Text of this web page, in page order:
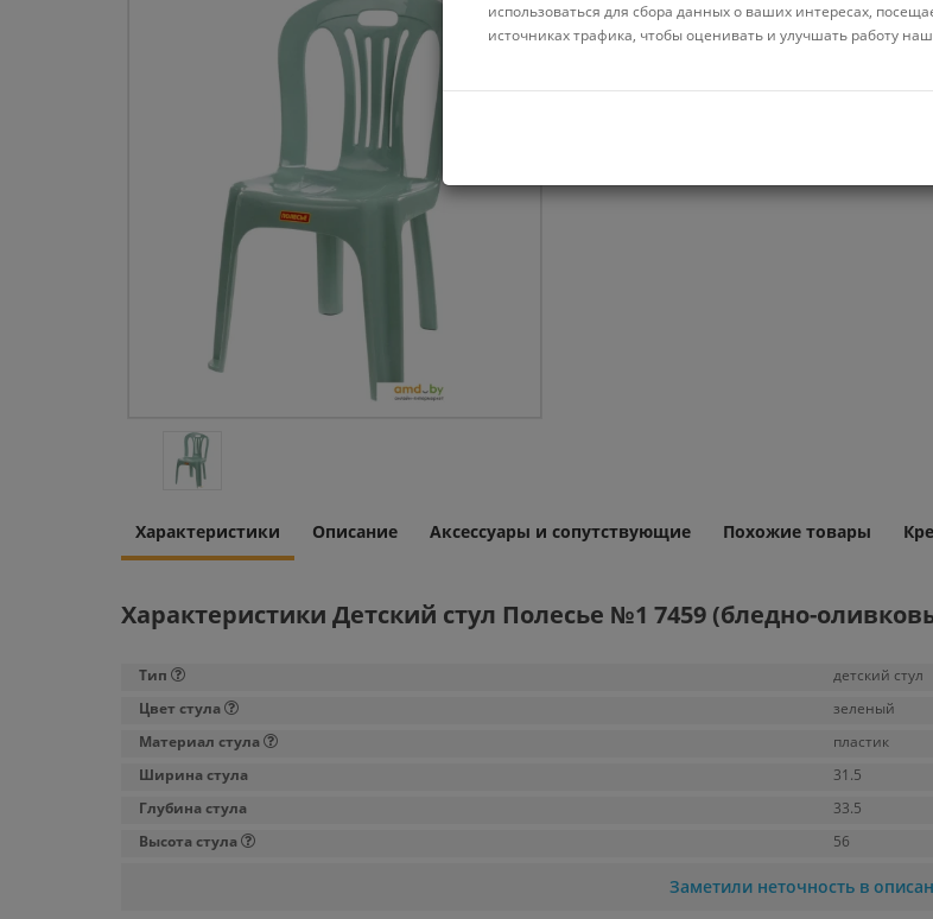
Характеристики Описание Аксессуары и сопутствующие Похожие товары
Характеристики Детский стул Полесье №1 7459 (бледно-
Тип
детский стул
Цвет стула
зеленый
Материал стула
пластик
Ширина стула
31.5
Глубина стула
33.5
Высота стула
56
Заметили неточность в
использоваться для сбора данных о ваших интересах,
источниках трафика, чтобы оценивать и улучшать работу